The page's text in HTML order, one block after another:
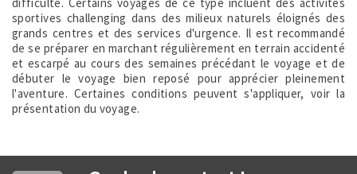
sportives challenging dans des milieux naturels éloignés des
grands centres et des services d'urgence. Il est recommandé
de se préparer en marchant régulièrement en terrain accidenté
et escarpé au cours des semaines précédant le voyage et de
débuter le voyage bien reposé pour apprécier pleinement
l'aventure. Certaines conditions peuvent s'appliquer, voir la
présentation du voyage.